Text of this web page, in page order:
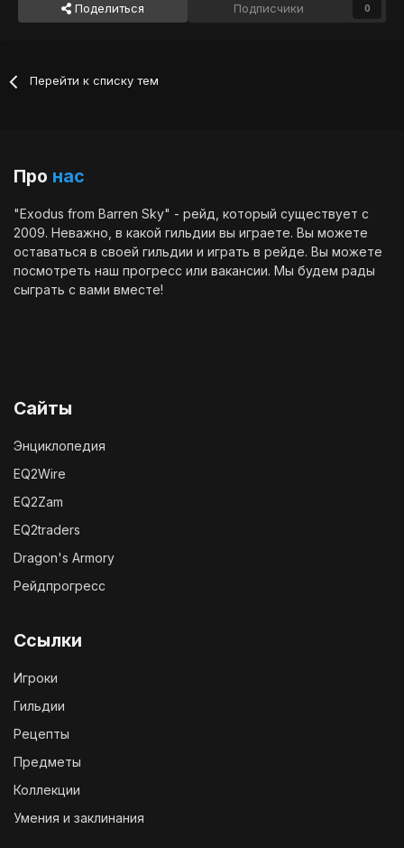
Поделиться Подписчики 0
Перейти к списку тем
Про нас
"Exodus from Barren Sky" - рейд, который существует с
2009. Неважно, в какой гильдии вы играете. Вы можете
оставаться в своей гильдии и играть в рейде. Вы можете
посмотреть наш прогресс или вакансии. Мы будем рады
сыграть с вами вместе!
Сайты
Энциклопедия
EQ2Wire
EQ2Zam
EQ2traders
Dragon's Armory
Рейдпрогресс
Ссылки
Игроки
Гильдии
Рецепты
Предметы
Коллекции
Умения и заклинания